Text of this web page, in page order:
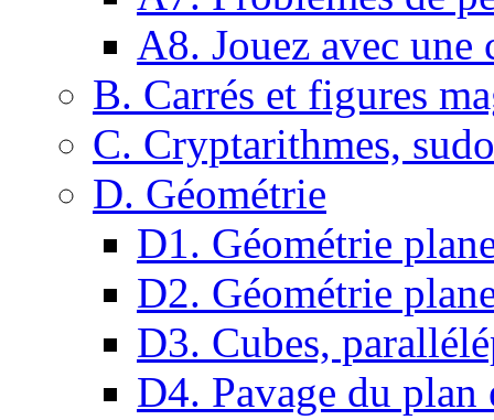
A8. Jouez avec une
B. Carrés et figures
C. Cryptarithmes,
D. Géométrie
D1. Géométrie
D2. Géométrie
D3. Cubes,
D4. Pavage du plan